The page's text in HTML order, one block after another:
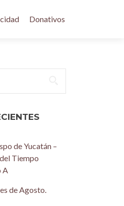
Donativos
de Yucatán –
Tiempo
A
de Agosto.